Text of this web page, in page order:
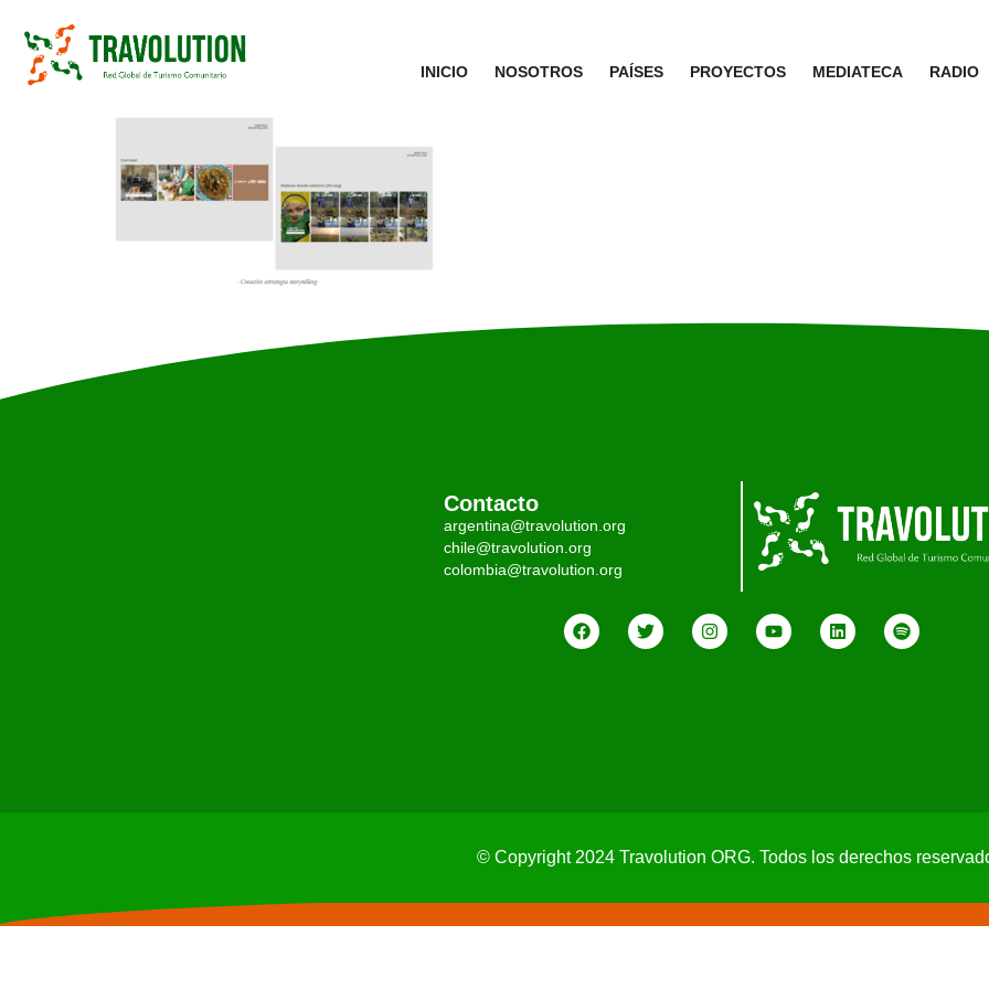
INICIO NOSOTROS PAÍSES PROYECTOS MEDIATECA RADIO
Contacto
argentina@travolution.org
chile@travolution.org
colombia@travolution.org
© Copyright 2024 Travolution ORG. Todos los derechos